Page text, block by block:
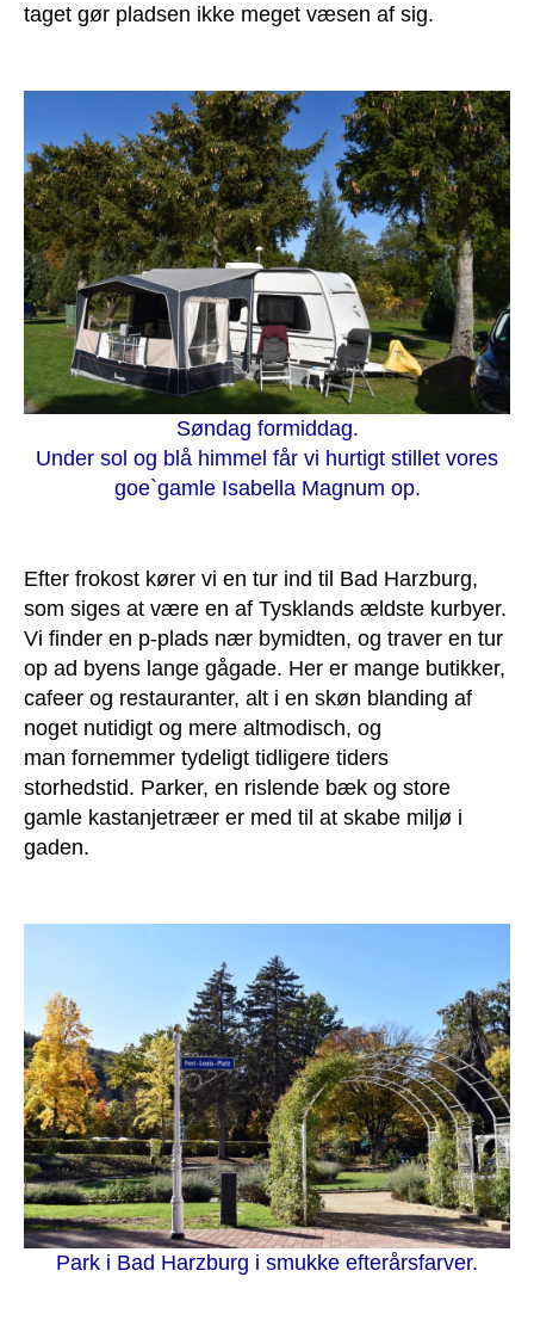
taget gør pladsen ikke meget væsen af sig.
Søndag formiddag.
Under sol og blå himmel får vi hurtigt stillet vores
goe`gamle Isabella Magnum op.
Efter frokost kører vi en tur ind til Bad Harzburg,
som siges at være en af Tysklands ældste kurbyer.
Vi finder en p-plads nær bymidten, og traver en tur
op ad byens lange gågade. Her er mange butikker,
cafeer og restauranter, alt i en skøn blanding af
noget nutidigt og mere altmodisch, og
man fornemmer tydeligt tidligere tiders
storhedstid. Parker, en rislende bæk og store
gamle kastanjetræer er med til at skabe miljø i
gaden.
Park i Bad Harzburg i smukke efterårsfarver.